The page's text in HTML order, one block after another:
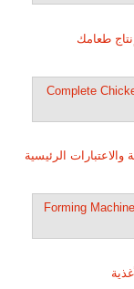
طعامك
الرئيسية